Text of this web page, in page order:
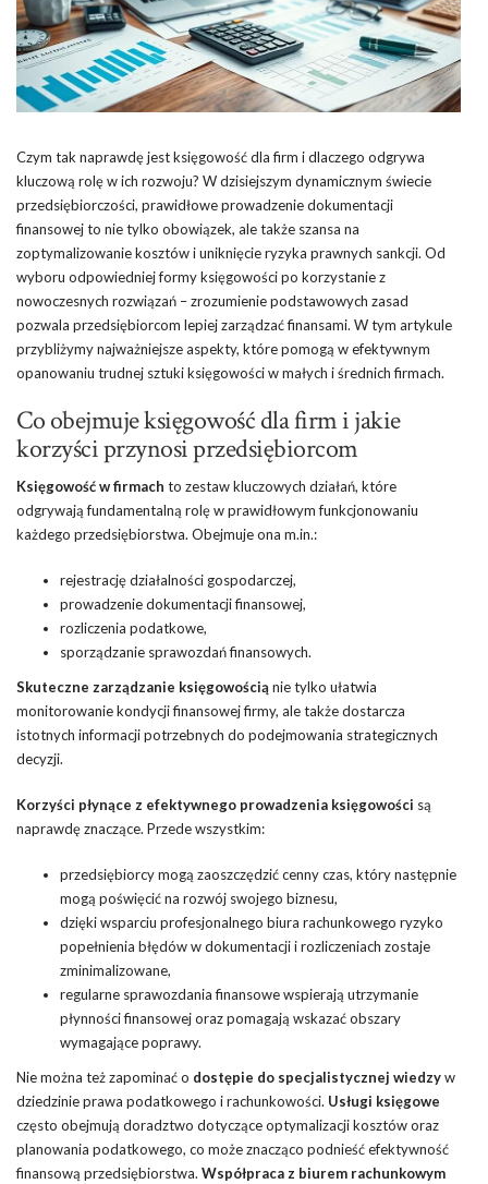
Czym tak naprawdę jest księgowość dla firm i dlaczego odgrywa
kluczową rolę w ich rozwoju? W dzisiejszym dynamicznym świecie
przedsiębiorczości, prawidłowe prowadzenie dokumentacji
finansowej to nie tylko obowiązek, ale także szansa na
zoptymalizowanie kosztów i uniknięcie ryzyka prawnych sankcji. Od
wyboru odpowiedniej formy księgowości po korzystanie z
nowoczesnych rozwiązań – zrozumienie podstawowych zasad
pozwala przedsiębiorcom lepiej zarządzać finansami. W tym artykule
przybliżymy najważniejsze aspekty, które pomogą w efektywnym
opanowaniu trudnej sztuki księgowości w małych i średnich firmach.
Co obejmuje księgowość dla firm i jakie
korzyści przynosi przedsiębiorcom
Księgowość w firmach to zestaw kluczowych działań, które
odgrywają fundamentalną rolę w prawidłowym funkcjonowaniu
każdego przedsiębiorstwa. Obejmuje ona m.in.:
rejestrację działalności gospodarczej,
prowadzenie dokumentacji finansowej,
rozliczenia podatkowe,
sporządzanie sprawozdań finansowych.
Skuteczne zarządzanie księgowością nie tylko ułatwia
monitorowanie kondycji finansowej firmy, ale także dostarcza
istotnych informacji potrzebnych do podejmowania strategicznych
decyzji.
Korzyści płynące z efektywnego prowadzenia księgowości są
naprawdę znaczące. Przede wszystkim:
przedsiębiorcy mogą zaoszczędzić cenny czas, który następnie
mogą poświęcić na rozwój swojego biznesu,
dzięki wsparciu profesjonalnego biura rachunkowego ryzyko
popełnienia błędów w dokumentacji i rozliczeniach zostaje
zminimalizowane,
regularne sprawozdania finansowe wspierają utrzymanie
płynności finansowej oraz pomagają wskazać obszary
wymagające poprawy.
Nie można też zapominać o dostępie do specjalistycznej wiedzyw
dziedzinie prawa podatkowego i rachunkowości. Usługi księgowe
często obejmują doradztwo dotyczące optymalizacji kosztów oraz
planowania podatkowego, co może znacząco podnieść efektywność
finansową przedsiębiorstwa. Współpraca z biurem rachunkowym